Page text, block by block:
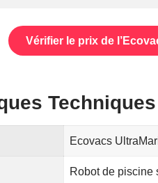
Vérifier le prix de
Techniques
Ecovacs
Robot de piscine